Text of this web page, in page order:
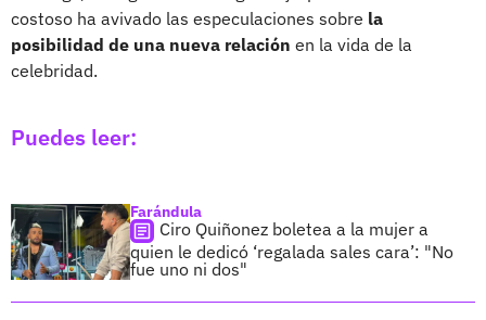
costoso ha avivado las especulaciones sobre la
posibilidad de una nueva relación en la vida de la
celebridad.
Puedes leer:
Farándula
Ciro Quiñonez boletea a la mujer a
quien le dedicó ‘regalada sales cara’: "No
fue uno ni dos"